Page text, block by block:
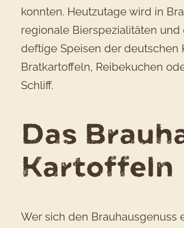
konnten. Heutzutage wird in
regionale Bierspezialitäten
deftige Speisen der deutschen
Bratkartoffeln, Reibekuchen
Schliff.
Das
Kartoffeln
Wer sich den Brauhausgenuss